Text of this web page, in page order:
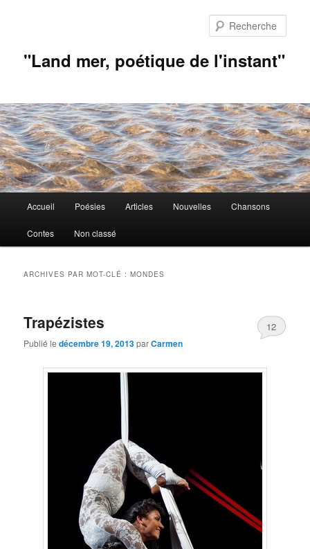
"Land mer, poétique de l'instant"
principal
Accueil Poésies Articles Nouvelles Chansons
Contes Non classé
ARCHIVES PAR MOT-CLÉ :MONDES
Trapézistes
Publié ledécembre 19, 2013parCarmen
12